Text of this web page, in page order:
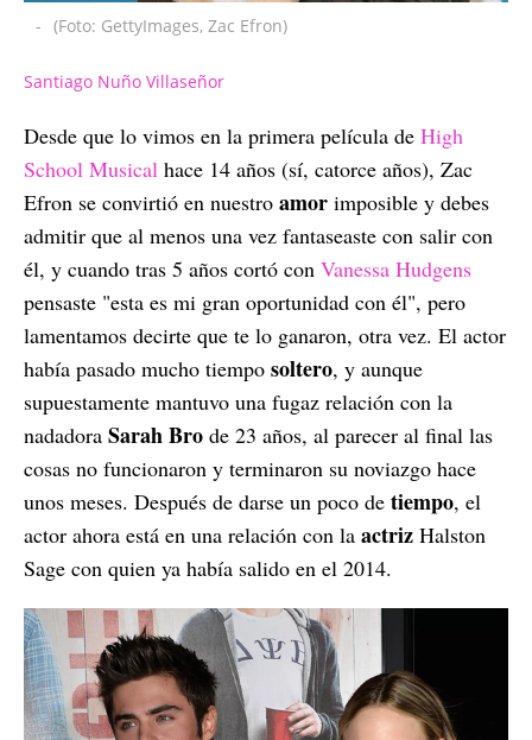
- (Foto: GettyImages, Zac Efron)
Santiago Nuño Villaseñor
Desde que lo vimos en la primera película de High
School Musical hace 14 años (sí, catorce años), Zac
Efron se convirtió en nuestro amor imposible y debes
admitir que al menos una vez fantaseaste con salir con
él, y cuando tras 5 años cortó con Vanessa Hudgens
pensaste "esta es mi gran oportunidad con él", pero
lamentamos decirte que te lo ganaron, otra vez. El actor
había pasado mucho tiempo soltero, y aunque
supuestamente mantuvo una fugaz relación con la
nadadora Sarah Bro de 23 años, al parecer al final las
cosas no funcionaron y terminaron su noviazgo hace
unos meses. Después de darse un poco de tiempo, el
actor ahora está en una relación con la actriz Halston
Sage con quien ya había salido en el 2014.